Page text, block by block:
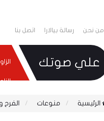
من نحن رسالة بيالارا اتصل بنا
علي صوتك
الرئيسية منوعات